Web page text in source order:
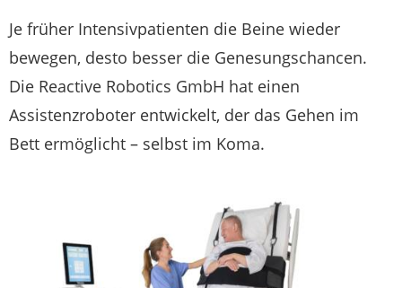
Je früher Intensivpatienten die Beine wieder
bewegen, desto besser die Genesungschancen.
Die Reactive Robotics GmbH hat einen
Assistenzroboter entwickelt, der das Gehen im
Bett ermöglicht – selbst im Koma.